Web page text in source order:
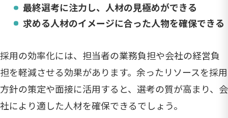
最終選考に注力し、人材の見極めができる
求める人材のイメージに合った人物を確保できる
採用の効率化には、担当者の業務負担や会社の経営負
担を軽減させる効果があります。余ったリソースを採用
方針の策定や面接に活用すると、選考の質が高まり、会
社により適した人材を確保できるでしょう。